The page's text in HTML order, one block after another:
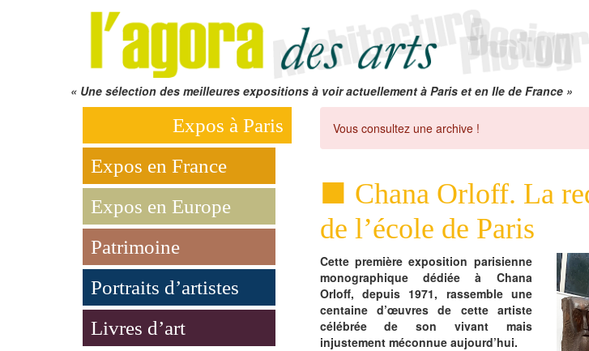
« Une sélection des meilleures expositions à voir actuellement à Paris et en Ile de France »
Expos à Paris
Expos en France
Expos en Europe
Patrimoine
Portraits d’artistes
Livres d’art
Vous consultez une archive !
Chana Orloff. La
de l’école de Paris
Cette première exposition parisienne
monographique dédiée à Chana
Orloff, depuis 1971, rassemble une
centaine d’œuvres de cette artiste
célébrée de son vivant mais
injustement méconnue aujourd’hui.